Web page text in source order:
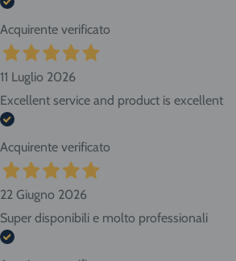
Acquirente verificato
11 Luglio 2026
Excellent service and product is excellent
Acquirente verificato
22 Giugno 2026
Super disponibili e molto professionali